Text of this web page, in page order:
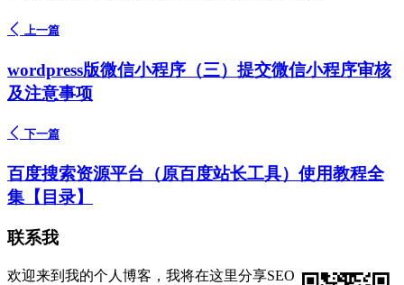
上一篇
wordpress版微信小程序（三）提交微信小程序审核
及注意事项
下一篇
百度搜索资源平台（原百度站长工具）使用教程全
集【目录】
联系我
欢迎来到我的个人博客，我将在这里分享SEO